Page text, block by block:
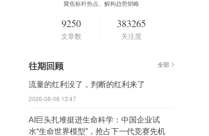
聚焦标杆热点、解构趋势韬略
9250
文章数
383265
关注度
往期回顾 全部
流量的红利没了，判断的红利来了
2026-08-08 13:47
AI巨头扎堆挺进生命科学：中国企业试
水“生命世界模型”，抢占下一代竞赛先机